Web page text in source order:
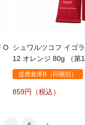
O シュワルツコフ イゴ
12 オレンジ 80g （第
提携倉庫B（同梱別）
859